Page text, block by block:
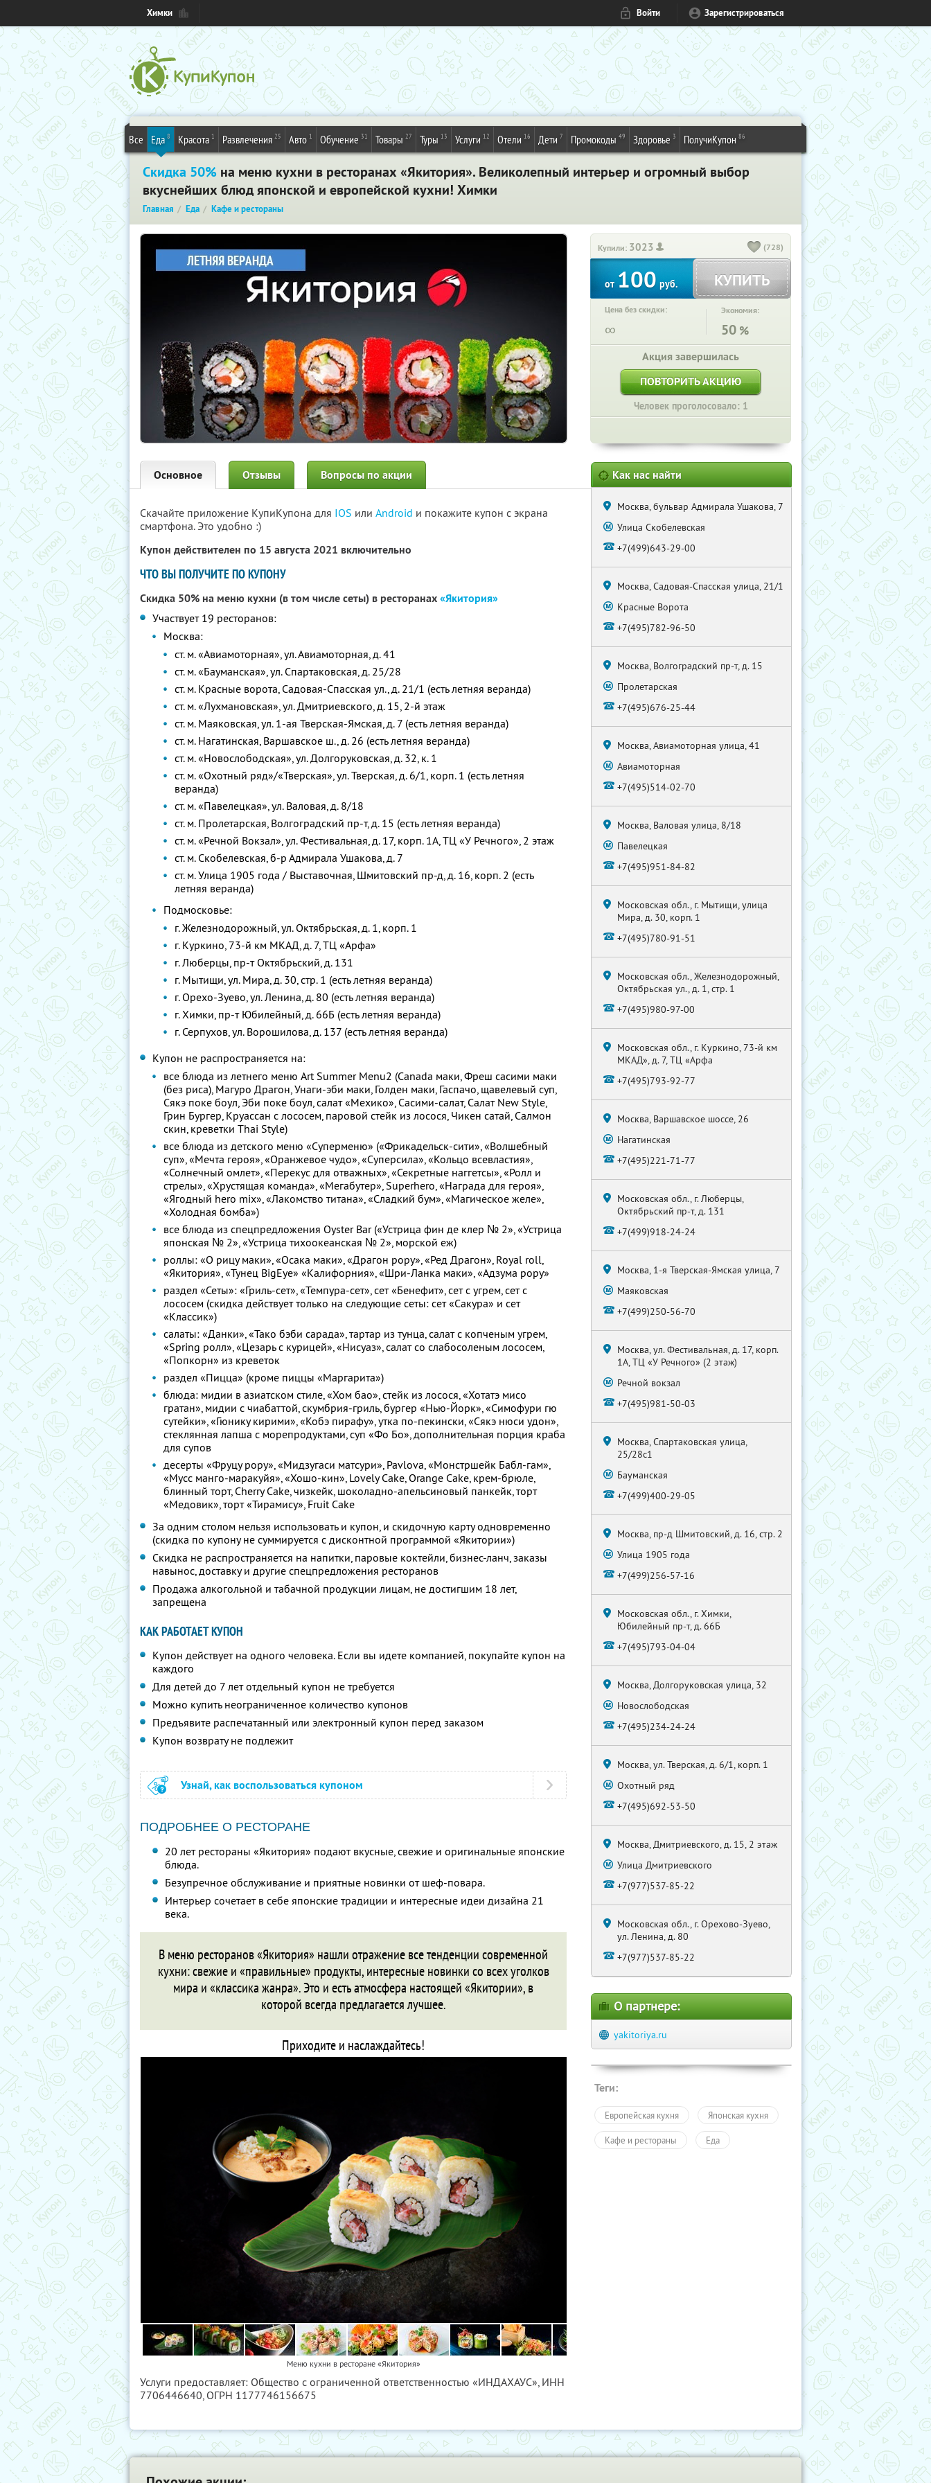
Химки Войти Зарегистрироваться
Все Еда 8 Красота 1 Развлечения 25 Авто 1 Обучение 31 Товары 27 Туры 13 Услуги 12 Отели 16 Дети 7 Промокоды 49 Здоровье 3 ПолучиКупон 86
Скидка 50% на меню кухни в ресторанах «Якитория». Великолепный интерьер и огромный выбор
вкуснейших блюд японской и европейской кухни! Химки
Главная Еда Кафе и рестораны
Купили: 3023 (728)
от100руб. КУПИТЬ
Цена без скидки:
∞
Экономия:
50 %
Акция завершилась
ПОВТОРИТЬ АКЦИЮ
Человек проголосовало: 1
Основное Отзывы Вопросы по акции
Скачайте приложение КупиКупона для IOS или Android и покажите купон с экрана
смартфона. Это удобно :)
Купон действителен по 15 августа 2021 включительно
ЧТО ВЫ ПОЛУЧИТЕ ПО КУПОНУ
Скидка 50% на меню кухни (в том числе сеты) в ресторанах«Якитория»
Участвует 19 ресторанов:
Москва:
ст. м. «Авиамоторная», ул. Авиамоторная, д. 41
ст. м. «Бауманская», ул. Спартаковская, д. 25/28
ст. м. Красные ворота, Садовая-Спасская ул., д. 21/1 (есть летняя веранда)
ст. м. «Лухмановская», ул. Дмитриевского, д. 15, 2-й этаж
ст. м. Маяковская, ул. 1-ая Тверская-Ямская, д. 7 (есть летняя веранда)
ст. м. Нагатинская, Варшавское ш., д. 26 (есть летняя веранда)
ст. м. «Новослободская», ул. Долгоруковская, д. 32, к. 1
ст. м. «Охотный ряд»/«Тверская», ул. Тверская, д. 6/1, корп. 1 (есть летняя
веранда)
ст. м. «Павелецкая», ул. Валовая, д. 8/18
ст. м. Пролетарская, Волгоградский пр-т, д. 15 (есть летняя веранда)
ст. м. «Речной Вокзал», ул. Фестивальная, д. 17, корп. 1А, ТЦ «У Речного», 2 этаж
ст. м. Скобелевская, б-р Адмирала Ушакова, д. 7
ст. м. Улица 1905 года / Выставочная, Шмитовский пр-д, д. 16, корп. 2 (есть
летняя веранда)
Подмосковье:
г. Железнодорожный, ул. Октябрьская, д. 1, корп. 1
г. Куркино, 73-й км МКАД, д. 7, ТЦ «Арфа»
г. Люберцы, пр-т Октябрьский, д. 131
г. Мытищи, ул. Мира, д. 30, стр. 1 (есть летняя веранда)
г. Орехо-Зуево, ул. Ленина, д. 80 (есть летняя веранда)
г. Химки, пр-т Юбилейный, д. 66Б (есть летняя веранда)
г. Серпухов, ул. Ворошилова, д. 137 (есть летняя веранда)
Купон не распространяется на:
все блюда из летнего меню Art Summer Menu2 (Canada маки, Фреш сасими маки
(без риса), Магуро Драгон, Унаги-эби маки, Голден маки, Гаспачо, щавелевый суп,
Сякэ поке боул, Эби поке боул, салат «Мехико», Сасими-салат, Салат New Style,
Грин Бургер, Круассан с лососем, паровой стейк из лосося, Чикен сатай, Салмон
скин, креветки Thai Style)
все блюда из детского меню «Суперменю» («Фрикадельск-сити», «Волшебный
суп», «Мечта героя», «Оранжевое чудо», «Суперсила», «Кольцо всевластия»,
«Солнечный омлет», «Перекус для отважных», «Секретные наггетсы», «Ролл и
стрелы», «Хрустящая команда», «Мегабутер», Superhero, «Награда для героя»,
«Ягодный hero mix», «Лакомство титана», «Сладкий бум», «Магическое желе»,
«Холодная бомба»)
все блюда из спецпредложения Oyster Bar («Устрица фин де клер № 2», «Устрица
японская № 2», «Устрица тихоокеанская № 2», морской еж)
роллы: «О рицу маки», «Осака маки», «Драгон рору», «Ред Драгон», Royal roll,
«Якитория», «Тунец BigEye» «Калифорния», «Шри-Ланка маки», «Адзума рору»
раздел «Сеты»: «Гриль-сет», «Темпура-сет», сет «Бенефит», сет с угрем, сет с
лососем (скидка действует только на следующие сеты: сет «Сакура» и сет
«Классик»)
салаты: «Данки», «Тако бэби сарада», тартар из тунца, салат с копченым угрем,
«Spring ролл», «Цезарь с курицей», «Нисуаз», салат со слабосоленым лососем,
«Попкорн» из креветок
раздел «Пицца» (кроме пиццы «Маргарита»)
блюда: мидии в азиатском стиле, «Хом бао», стейк из лосося, «Хотатэ мисо
гратан», мидии с чиабаттой, скумбрия-гриль, бургер «Нью-Йорк», «Симофури гю
сутейки», «Гюнику кирими», «Кобэ пирафу», утка по-пекински, «Сякэ нюси удон»,
стеклянная лапша с морепродуктами, суп «Фо Бо», дополнительная порция краба
для супов
десерты «Фруцу рору», «Мидзугаси матсури», Pavlova, «Монстршейк Бабл-гам»,
«Мусс манго-маракуйя», «Хошо-кин», Lovely Cake, Orange Cake, крем-брюле,
блинный торт, Cherry Cake, чизкейк, шоколадно-апельсиновый панкейк, торт
«Медовик», торт «Тирамису», Fruit Cake
За одним столом нельзя использовать и купон, и скидочную карту одновременно
(скидка по купону не суммируется с дисконтной программой «Якитории»)
Скидка не распространяется на напитки, паровые коктейли, бизнес-ланч, заказы
навынос, доставку и другие спецпредложения ресторанов
Продажа алкогольной и табачной продукции лицам, не достигшим 18 лет,
запрещена
КАК РАБОТАЕТ КУПОН
Купон действует на одного человека. Если вы идете компанией, покупайте купон на
каждого
Для детей до 7 лет отдельный купон не требуется
Можно купить неограниченное количество купонов
Предъявите распечатанный или электронный купон перед заказом
Купон возврату не подлежит
Узнай, как воспользоваться купоном
ПОДРОБНЕЕ О РЕСТОРАНЕ
20 лет рестораны «Якитория» подают вкусные, свежие и оригинальные японские
блюда.
Безупречное обслуживание и приятные новинки от шеф-повара.
Интерьер сочетает в себе японские традиции и интересные идеи дизайна 21
века.
В меню ресторанов «Якитория» нашли отражение все тенденции современной
кухни: свежие и «правильные» продукты, интересные новинки со всех уголков
мира и «классика жанра». Это и есть атмосфера настоящей «Якитории», в
которой всегда предлагается лучшее.
Приходите и наслаждайтесь!
Меню кухни в ресторане «Якитория»
Услуги предоставляет: Общество с ограниченной ответственностью «ИНДАХАУС», ИНН
7706446640, ОГРН 1177746156675
Как нас найти
Москва, бульвар Адмирала Ушакова, 7
Улица Скобелевская
+7(499)643-29-00
Москва, Садовая-Спасская улица, 21/1
Красные Ворота
+7(495)782-96-50
Москва, Волгоградский пр-т, д. 15
Пролетарская
+7(495)676-25-44
Москва, Авиамоторная улица, 41
Авиамоторная
+7(495)514-02-70
Москва, Валовая улица, 8/18
Павелецкая
+7(495)951-84-82
Московская обл., г. Мытищи, улица
Мира, д. 30, корп. 1
+7(495)780-91-51
Московская обл., Железнодорожный,
Октябрьская ул., д. 1, стр. 1
+7(495)980-97-00
Московская обл., г. Куркино, 73-й км
МКАД», д. 7, ТЦ «Арфа
+7(495)793-92-77
Москва, Варшавское шоссе, 26
Нагатинская
+7(495)221-71-77
Московская обл., г. Люберцы,
Октябрьский пр-т, д. 131
+7(499)918-24-24
Москва, 1-я Тверская-Ямская улица, 7
Маяковская
+7(499)250-56-70
Москва, ул. Фестивальная, д. 17, корп.
1А, ТЦ «У Речного» (2 этаж)
Речной вокзал
+7(495)981-50-03
Москва, Спартаковская улица,
25/28с1
Бауманская
+7(499)400-29-05
Москва, пр-д Шмитовский, д. 16, стр. 2
Улица 1905 года
+7(499)256-57-16
Московская обл., г. Химки,
Юбилейный пр-т, д. 66Б
+7(495)793-04-04
Москва, Долгоруковская улица, 32
Новослободская
+7(495)234-24-24
Москва, ул. Тверская, д. 6/1, корп. 1
Охотный ряд
+7(495)692-53-50
Москва, Дмитриевского, д. 15, 2 этаж
Улица Дмитриевского
+7(977)537-85-22
Московская обл., г. Орехово-Зуево,
ул. Ленина, д. 80
+7(977)537-85-22
О партнере:
yakitoriya.ru
Теги:
Европейская кухня Японская кухня
Кафе и рестораны Еда